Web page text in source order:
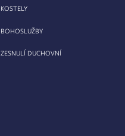
KOSTELY
BOHOSLUŽBY
ZESNULÍ DUCHOVNÍ